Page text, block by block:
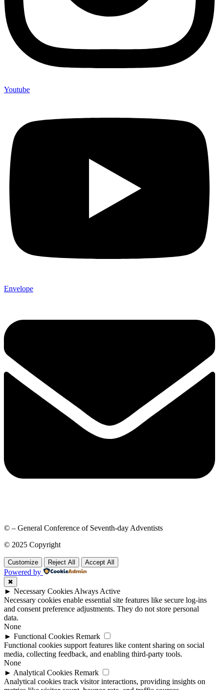
Youtube
Envelope
© – General Conference of Seventh-day Adventists
© 2025 Copyright
Customize Reject All Accept All
Powered by
✖
► Necessary Cookies Always Active
Necessary cookies enable essential site features like secure log-ins
and consent preference adjustments. They do not store personal
data.
None
► Functional Cookies Remark
Functional cookies support features like content sharing on social
media, collecting feedback, and enabling third-party tools.
None
► Analytical Cookies Remark
Analytical cookies track visitor interactions, providing insights on